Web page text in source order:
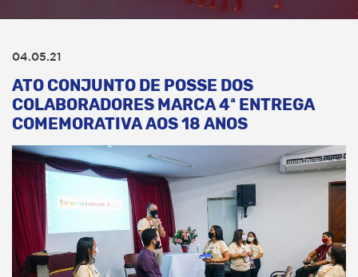
04.05.21
ATO CONJUNTO DE POSSE DOS
COLABORADORES MARCA 4ª ENTREGA
COMEMORATIVA AOS 18 ANOS